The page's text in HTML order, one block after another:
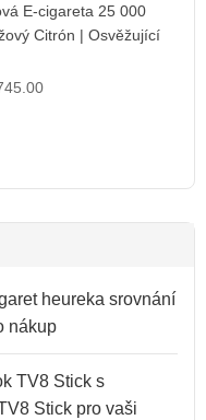
E-cigareta 25 000
Citrón | Osvěžující
heureka srovnání
nákup
TV8 Stick s
Stick pro vaši